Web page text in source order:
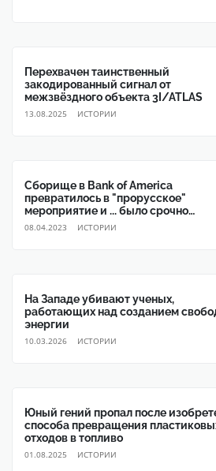
Перехвачен таинственный
закодированный сигнал от
межзвёздного объекта 3I/ATLAS
13.08.2025 ИСТОРИИ
Сборище в Bank of America
превратилось в "прорусское"
мероприятие и ... было срочно
прекращено
08.04.2023 ИСТОРИИ
На Западе убивают ученых,
работающих над созданием
энергии
10.03.2026 ИСТОРИИ
Юный гений пропал после
способа превращения
отходов в топливо
01.08.2025 ИСТОРИИ